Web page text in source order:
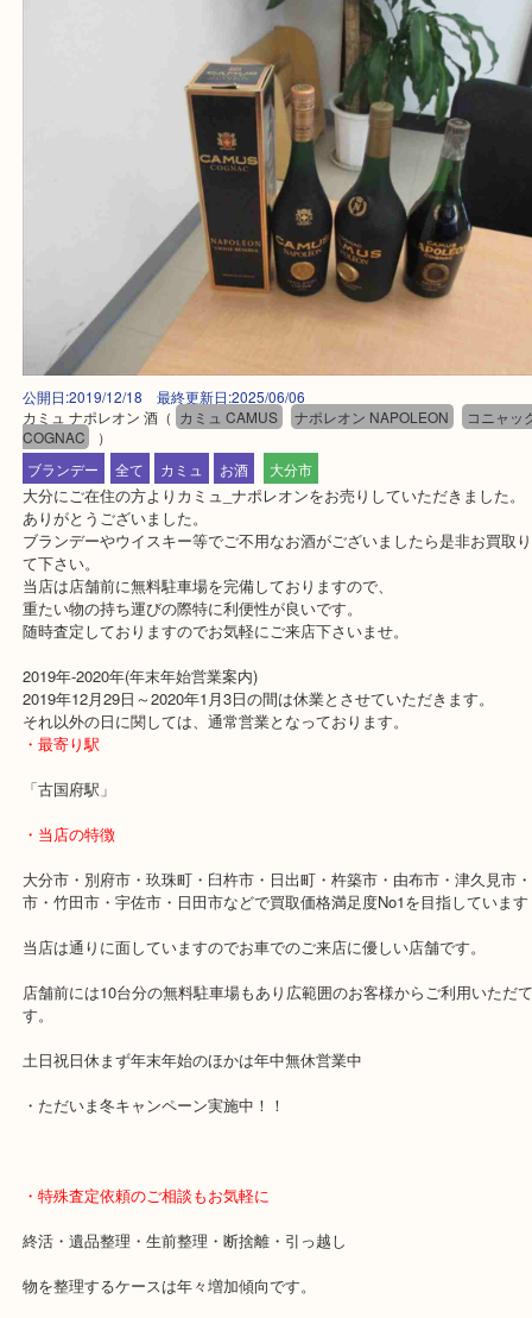
公開日:2019/12/18 最終更新日:2025/06/06
カミュ ナポレオン 酒（ カミュ CAMUS ナポレオン NAPOLEON
コ
COGNAC
ブランデー 全て カミュ お酒 大分市
大分にご在住の方よりカミュ_ナポレオンをお売りしていただきま
ブランデーやウイスキー等でご不用なお酒がございましたら是非お
て下さい。
当店は店舗前に無料駐車場を完備しておりますので、
重たい物の持ち運びの際特に利便性が良いです。
2019年-2020年(年末年始営業案内)
2019年12月29日～2020年1月3日の間は休業とさせていただきます。
それ以外の日に関しては、通常営業となっております。
・最寄り駅
「古国府駅」
・当店の特徴
市・竹田市・宇佐市・日田市などで買取価格満足度No1を目指して
当店は通りに面していますのでお車でのご来店に優しい店舗です。
す。
土日祝日休まず年末年始のほかは年中無休営業中
・ただいま冬キャンペーン実施中！！